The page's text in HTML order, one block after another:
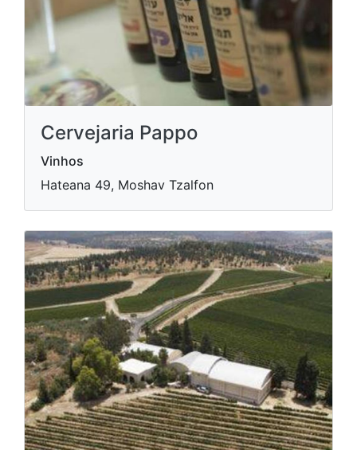
Cervejaria Pappo
Vinhos
Hateana 49, Moshav Tzalfon